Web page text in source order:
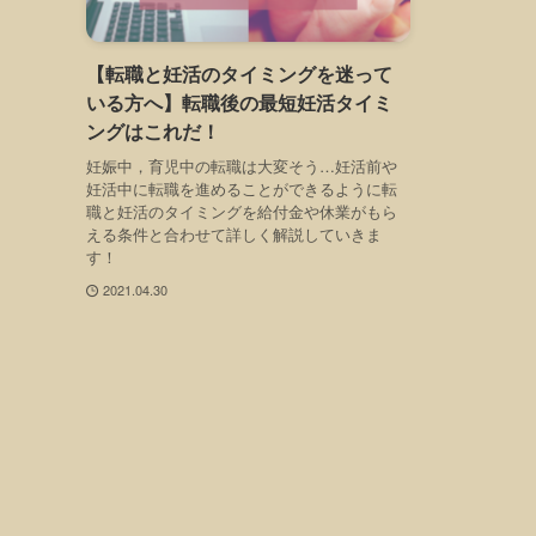
【転職と妊活のタイミングを迷って
いる方へ】転職後の最短妊活タイミ
ングはこれだ！
妊娠中，育児中の転職は大変そう…妊活前や
妊活中に転職を進めることができるように転
職と妊活のタイミングを給付金や休業がもら
える条件と合わせて詳しく解説していきま
す！
2021.04.30